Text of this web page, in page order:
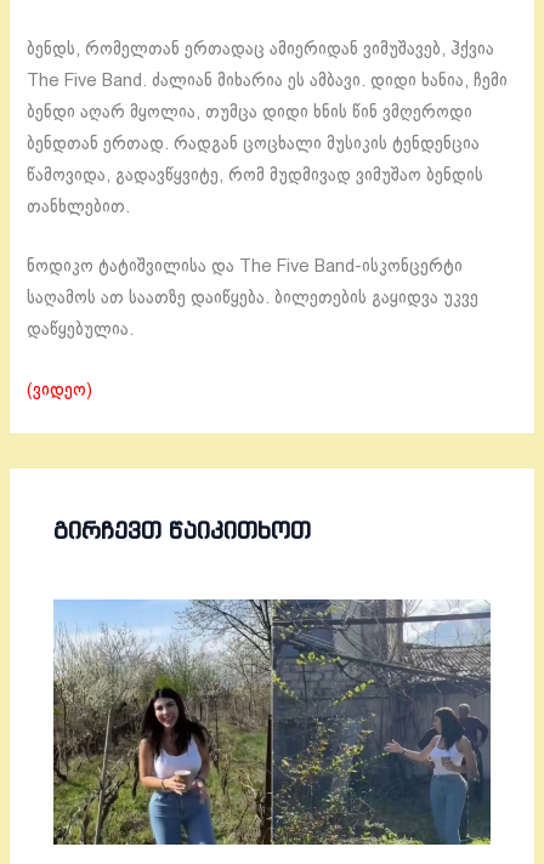
ბენდს, რომელთან ერთადაც ამიერიდან ვიმუშავებ, ჰქვია
The Five Band. ძალიან მიხარია ეს ამბავი. დიდი ხანია, ჩემი
ბენდი აღარ მყოლია, თუმცა დიდი ხნის წინ ვმღეროდი
ბენდთან ერთად. რადგან ცოცხალი მუსიკის ტენდენცია
წამოვიდა, გადავწყვიტე, რომ მუდმივად ვიმუშაო ბენდის
თანხლებით.
ნოდიკო ტატიშვილისა და The Five Band-ისკონცერტი
საღამოს ათ საათზე დაიწყება. ბილეთების გაყიდვა უკვე
დაწყებულია.
(ვიდეო)
ᲒᲘᲠᲩᲔᲕᲗ ᲬᲐᲘᲙᲘᲗᲮᲝᲗ